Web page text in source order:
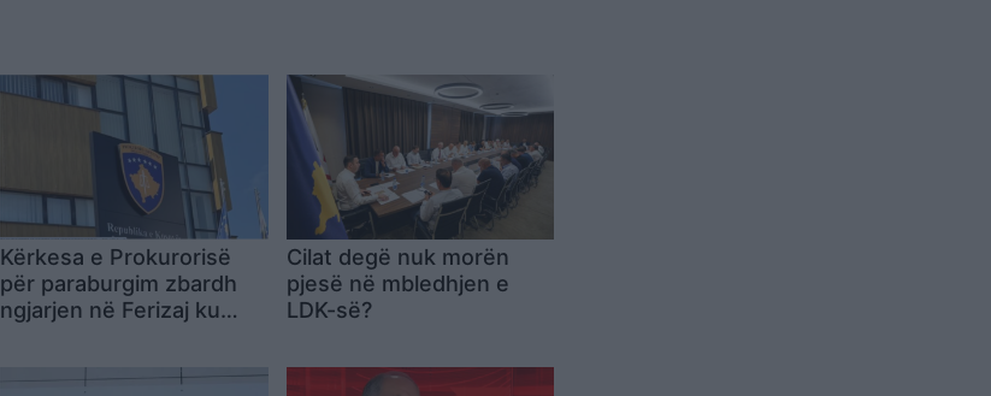
Kërkesa e Prokurorisë
për paraburgim zbardh
ngjarjen në Ferizaj ku
Cilat degë nuk morën
pjesë në mbledhjen e
LDK-së?